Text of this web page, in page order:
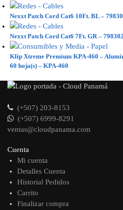
Nexxt Patch Cord Cat6 10Ft. BL –
Nexxt Patch Cord Cat6 7Ft. GR –
Klip Xtreme Premium KPA-460 –
60 hoja(s) – KPA-460
(+507) 203-8153
(+507) 6999-8291
ventas@cloudpanama.com
Cuenta
Mi cuenta
Detalles Cuenta
Historial Pedidos
Carrito
Finalizar compra